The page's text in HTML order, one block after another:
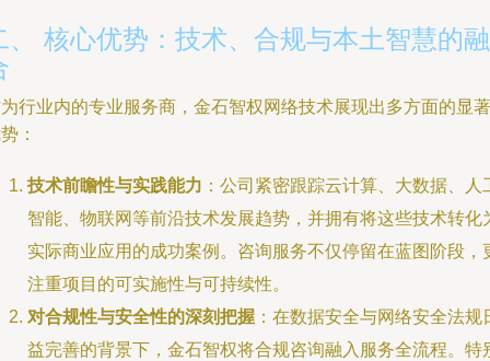
、 核心优势：技术、合规与本土智慧的融
行业内的专业服务商，金石智权网络技术展现出多方面的显著
：
技术前瞻性与实践能力 ：公司紧密跟踪云计算、大数据、人
智能、物联网等前沿技术发展趋势，并拥有将这些技术转化
实际商业应用的成功案例。咨询服务不仅停留在蓝图阶段，
注重项目的可实施性与可持续性。
对合规性与安全性的深刻把握 ：在数据安全与网络安全法规
益完善的背景下，金石智权将合规咨询融入服务全流程。特